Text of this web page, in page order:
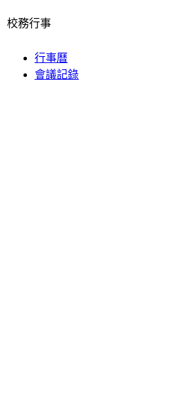
校務行事
行事曆
會議記錄